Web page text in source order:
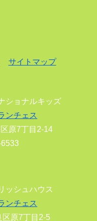
サイトマップ
ショナルキッズ
ンチェス
原7丁目2-14
ッシュハウス
ンチェス
区原7丁目2-5